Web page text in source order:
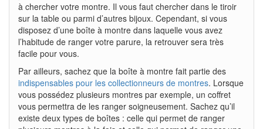
à chercher votre montre. Il vous faut chercher dans le tiroir
sur la table ou parmi d’autres bijoux. Cependant, si vous
disposez d’une boîte à montre dans laquelle vous avez
l’habitude de ranger votre parure, la retrouver sera très
facile pour vous.
Par ailleurs, sachez que la boîte à montre fait partie des
indispensables pour les collectionneurs de montres. Lorsque
vous possédez plusieurs montres par exemple, un coffret
vous permettra de les ranger soigneusement. Sachez qu’il
existe deux types de boîtes : celle qui permet de ranger